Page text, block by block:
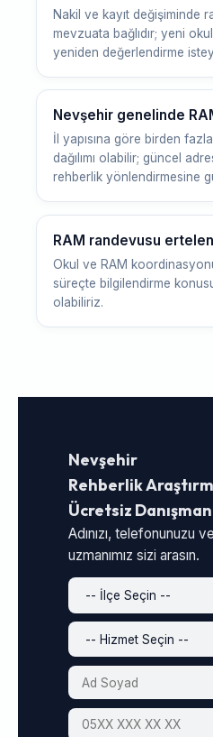
Nakil ve kayıt değişiminde
mevzuata bağlıdır; yeni
yeniden değerlendirme
Nevşehir genelinde
İl yapısına göre birden
dağılımı olabilir; güncel
rehberlik yönlendirmesine
RAM randevusu
Okul ve RAM
süreçte bilgilendirme
olabiliriz.
Nevşehir
Rehberlik
Ücretsiz
Adınızı, telefonunuzu
uzmanımız sizi arasın.